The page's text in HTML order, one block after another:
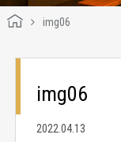
img06
img06
2022.04.13